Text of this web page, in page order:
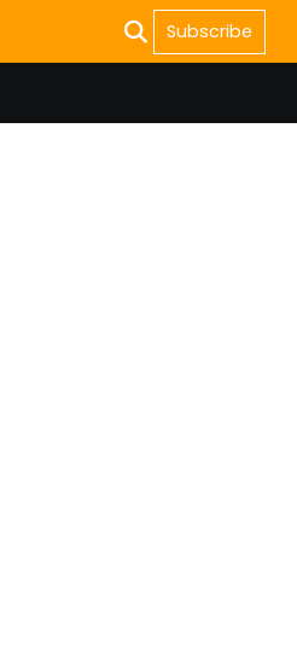
Subscribe